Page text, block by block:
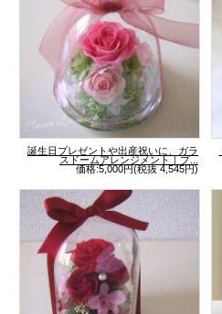
誕生日プレゼントや出産祝いに、ガラ
スドームアレンジメント｜プ...
価格:5,000円(税抜 4,545円)